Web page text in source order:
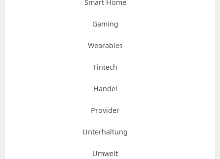
Smart Home
Gaming
Wearables
Fintech
Handel
Provider
Unterhaltung
Umwelt